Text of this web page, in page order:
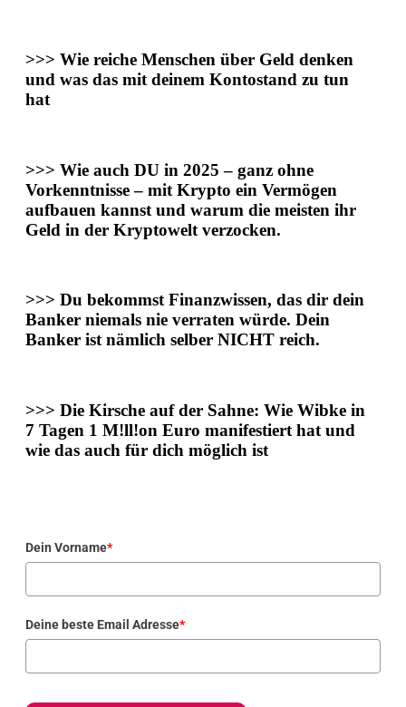
>>> Wie reiche Menschen über Geld denken
und was das mit deinem Kontostand zu tun
hat
>>> Wie auch DU in 2025 – ganz ohne
Vorkenntnisse – mit Krypto ein Vermögen
aufbauen kannst und warum die meisten ihr
Geld in der Kryptowelt verzocken.
>>> Du bekommstFinanzwissen, das dir dein
Banker niemals nie verraten würde. Dein
Banker ist nämlich selber NICHT reich.
>>> Die Kirsche auf der Sahne: Wie Wibke in
7 Tagen 1 M!ll!on Euro manifestiert hat und
wie das auch für dich möglich ist
Dein Vorname*
Deine beste Email Adresse*